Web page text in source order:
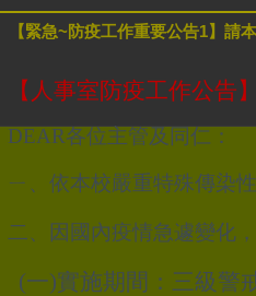
【緊急~防疫工作重要公告1】請
【人事室防疫工作公告
DEAR各位主管及同仁：
ㄧ、依本校嚴重特殊傳染
二、因國內疫情急遽變化
(一)實施期間：三級警